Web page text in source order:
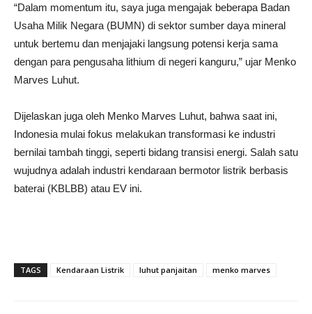
“Dalam momentum itu, saya juga mengajak beberapa Badan
Usaha Milik Negara (BUMN) di sektor sumber daya mineral
untuk bertemu dan menjajaki langsung potensi kerja sama
dengan para pengusaha lithium di negeri kanguru,” ujar Menko
Marves Luhut.
Dijelaskan juga oleh Menko Marves Luhut, bahwa saat ini,
Indonesia mulai fokus melakukan transformasi ke industri
bernilai tambah tinggi, seperti bidang transisi energi. Salah satu
wujudnya adalah industri kendaraan bermotor listrik berbasis
baterai (KBLBB) atau EV ini.
TAGS Kendaraan Listrik luhut panjaitan menko marves